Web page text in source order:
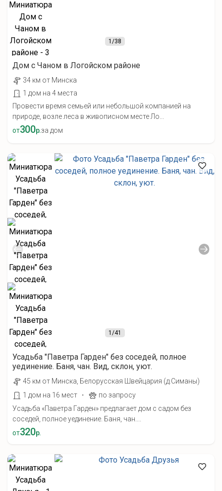
1/38
Дом с Чаном в Логойском районе
34 км от Минска
1 дом на 4 места
Провести время семьей или небольшой компанией на
природе, возле леса в живописном месте Ло...
от300р.за дом
1/41
Усадьба "Паветра Гарден" без соседей, полное
уединение. Баня, чан. Вид, склон, уют.
45 км от Минска, Белорусская Швейцария (д.Симаны)
1 дом на 16 мест
·
по запросу
Усадьба «Паветра Гарден» предлагает дом с садом без
соседей, полное уединение. Баня, чан....
от320р.